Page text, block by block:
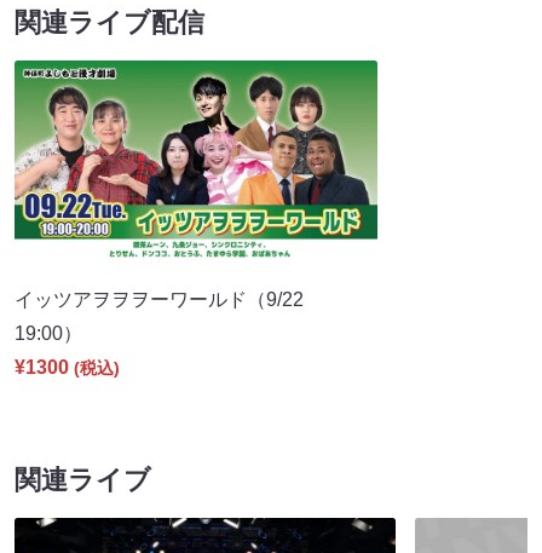
関連ライブ配信
イッツアヲヲヲーワールド（9/22
19:00）
¥1300 (税込)
関連ライブ